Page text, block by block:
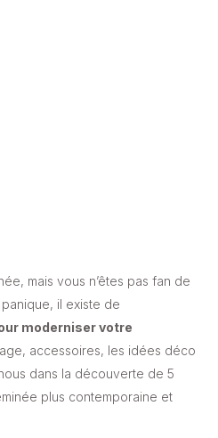
mais vous n’êtes pas fan de
il existe de
moderniser votre
accessoires, les idées déco
dans la découverte de 5
plus contemporaine et